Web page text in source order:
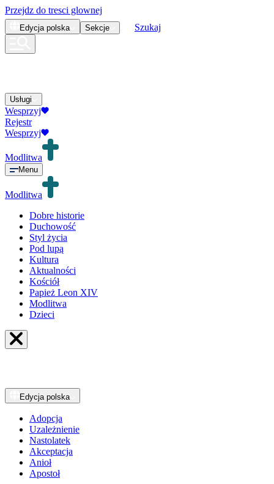
Przejdz do tresci glownej
Edycja polska Sekcje Szukaj
Usługi
Wesprzyj
Rejestr
Wesprzyj
Modlitwa
Menu
Modlitwa
Dobre historie
Duchowość
Styl życia
Pod lupą
Kultura
Aktualności
Kościół
Papież Leon XIV
Modlitwa
Dzieci
Edycja polska
Adopcja
Uzależnienie
Nastolatek
Akceptacja
Anioł
Apostoł